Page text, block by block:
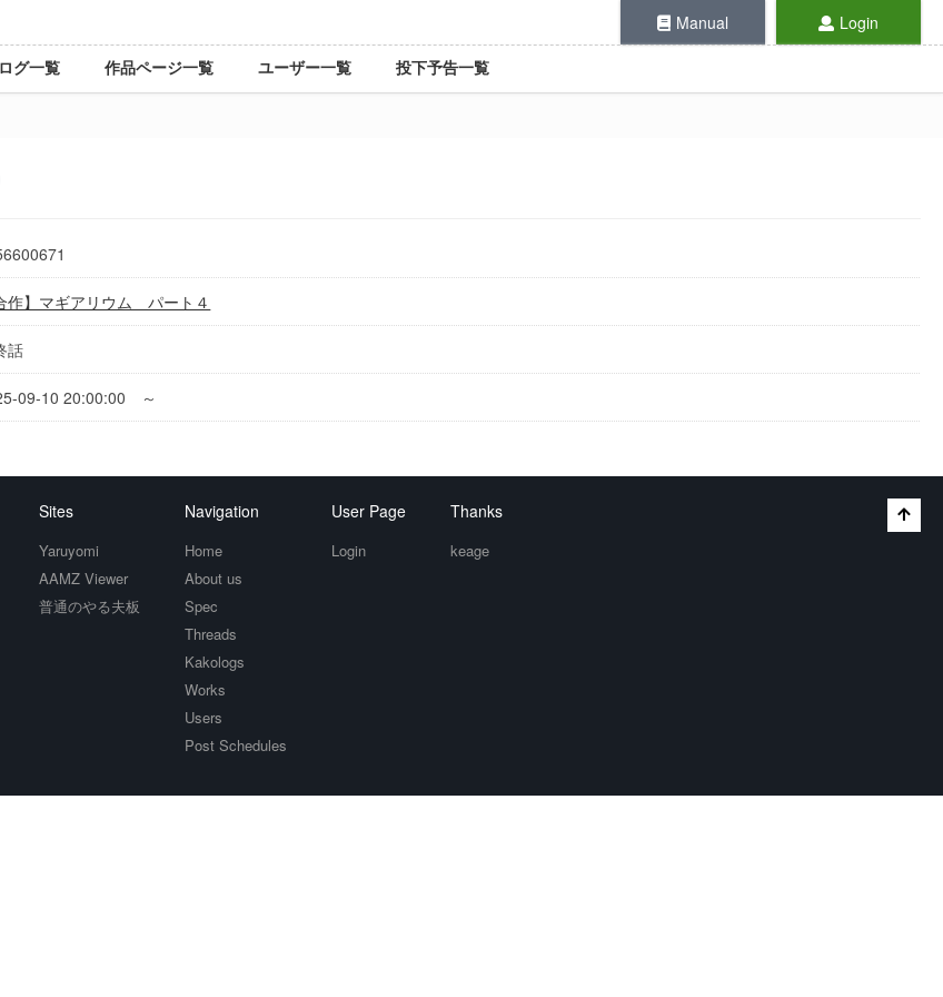
Manual Login
グ一覧 作品ページ一覧 ユーザー一覧 投下予告一覧
作】マギアリウム パート４
話
09-10 20:00:00 ～
Sites
Yaruyomi
AAMZ Viewer
普通のやる夫板
Navigation
Home
About us
Spec
Threads
Kakologs
Works
Users
Post Schedules
User Page
Login
Thanks
keage